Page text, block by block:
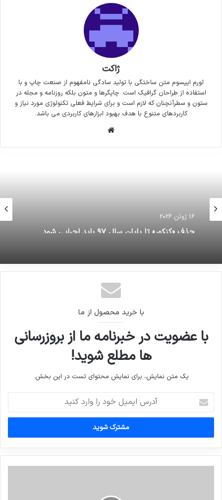
ژاکت
لورم ایپسوم متن ساختگی با تولید سادگی نامفهوم از صنعت چاپ و با
استفاده از طراحان گرافیک است. چاپگرها و متون بلکه روزنامه و مجله در
ستون و سطرآنچنان که لازم است و برای شرایط فعلی تکنولوژی مورد نیاز و
کاربردهای متنوع با هدف بهبود ابزارهای کاربردی می باشد.
16 ژوئن 2026
حذف «کنکور» تا پایان سال ۹۷ باید اجرایی شود
با خرید محصول از ما
با عضویت در خبرنامه ما از بروزرسانی
ها مطلع شوید!
یک متن نمایش، برای نمایش محتوای تست در این بخش.
ایمیل
خود
وارد
کنید